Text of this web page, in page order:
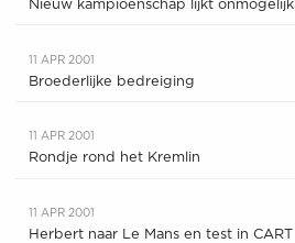
Nieuw kampioenschap lijkt onmogelijk
11 APR 2001
Broederlijke bedreiging
11 APR 2001
Rondje rond het Kremlin
11 APR 2001
Herbert naar Le Mans en test in CART